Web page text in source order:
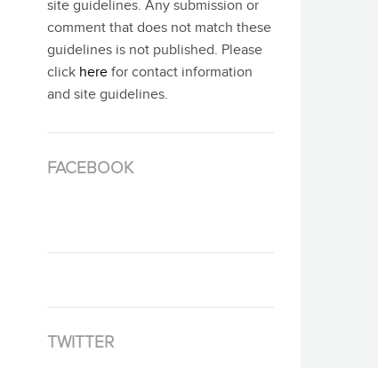
site guidelines. Any submission or
comment that does not match these
guidelines is not published. Please
click here for contact information
and site guidelines.
FACEBOOK
TWITTER